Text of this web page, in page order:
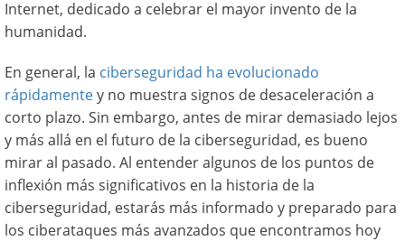
Internet, dedicado a celebrar el mayor invento de la
humanidad.
En general, la ciberseguridad ha evolucionado
rápidamentey no muestra signos de desaceleración a
corto plazo. Sin embargo, antes de mirar demasiado lejos
y más allá en el futuro de la ciberseguridad, es bueno
mirar al pasado. Al entender algunos de los puntos de
inflexión más significativos en la historia de la
ciberseguridad, estarás más informado y preparado para
los ciberataques más avanzados que encontramos hoy